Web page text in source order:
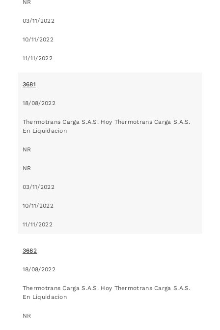
NR
03/11/2022
10/11/2022
11/11/2022
3681
18/08/2022
Thermotrans Carga S.A.S. Hoy Thermotrans Carga S.A.S.
En Liquidacion
NR
NR
03/11/2022
10/11/2022
11/11/2022
3682
18/08/2022
Thermotrans Carga S.A.S. Hoy Thermotrans Carga S.A.S.
En Liquidacion
NR